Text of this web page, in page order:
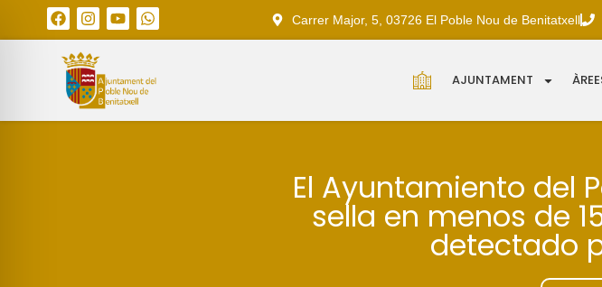
Carrer Major, 5, 03726 El Poble Nou de Benitatxell
AJUNTAMENT
El Ayuntamiento del
sella en menos de
detectado